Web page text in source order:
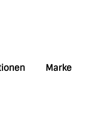
Marke